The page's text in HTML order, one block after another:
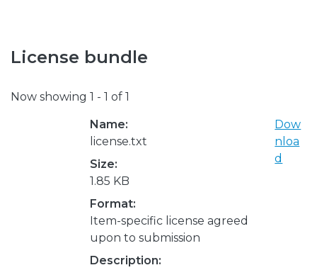
License bundle
Now showing 1 - 1 of 1
Name:
license.txt
Size:
1.85 KB
Format:
Item-specific license agreed
upon to submission
Description:
Dow
nloa
d